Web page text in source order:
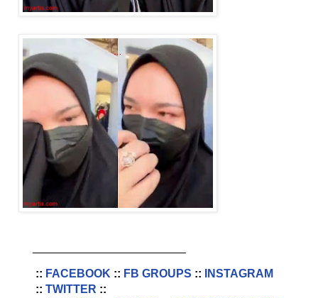
:: FACEBOOK :: FB GROUPS ::
INSTAGRAM
:: TWITTER ::